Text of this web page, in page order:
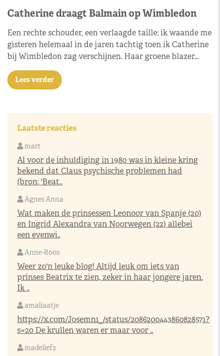
Catherine draagt Balmain op Wimbledon
Een rechte schouder, een verlaagde taille: ik waande me
gisteren helemaal in de jaren tachtig toen ik Catherine
bij Wimbledon zag verschijnen. Haar groene blazer…
Lees verder
Laatste reacties
mart
Al voor de inhuldiging in 1980 was in kleine kring
bekend dat Claus psychische problemen had
(bron: 'Beat..
Agnes Anna
Wat maken de prinsessen Leonoor van Spanje (20)
en Ingrid Alexandra van Noorwegen (22) allebei
een evenwi..
Anne-Roos
Weer zo'n leuke blog! Altijd leuk om iets van
prinses Beatrix te zien, zeker in haar jongere jaren.
Ik ..
amaliaatje
https://x.com/Josemn1_/status/2086200443860828571?
s=20 De krullen waren er maar voor ..
madelief3